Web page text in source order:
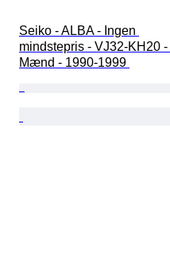
Seiko - ALBA - Ingen
mindstepris - VJ32-KH20 -
Mænd - 1990-1999